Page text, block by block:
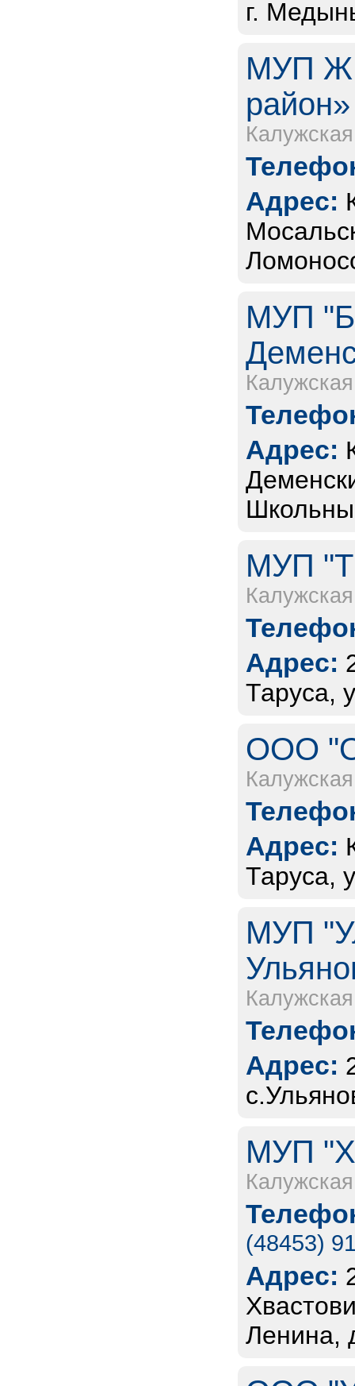
г.
МУП
район»
Адрес:
МУП
Адрес:
МУП
Адрес:
Таруса,
ООО
Адрес:
Таруса,
МУП
Адрес:
МУП
(48453)
Адрес:
Ленина,